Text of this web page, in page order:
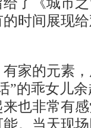
时间展现
的元素，
”的乖女儿
也非常有
。当天现